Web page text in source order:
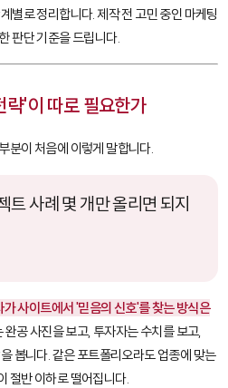
별로 정리합니다. 제작 전 고민 중인 마케팅
판단 기준을 드립니다.
략'이 따로 필요한가
분이 처음에 이렇게 말합니다.
트 사례 몇 개만 올리면 되지
가 사이트에서 '믿음의 신호'를 찾는 방식은
완공 사진을 보고, 투자자는 수치를 보고,
봅니다. 같은 포트폴리오라도 업종에 맞는
절반 이하로 떨어집니다.